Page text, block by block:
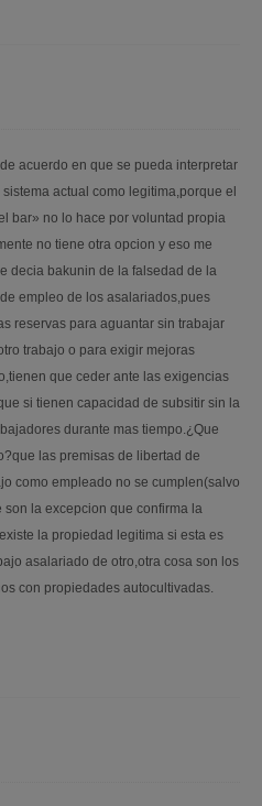
acuerdo en que se pueda interpretar
actual como legitima,porque el
bar» no lo hace por voluntad propia
no tiene otra opcion y eso me
decia bakunin de la falsedad de la
empleo de los asalariados,pues
reservas para aguantar sin trabajar
trabajo o para exigir mejoras
que ceder ante las exigencias
si tienen capacidad de subsitir sin la
durante mas tiempo.¿Que
las premisas de libertad de
como empleado no se cumplen(salvo
son la excepcion que confirma la
la propiedad legitima si esta es
asalariado de otro,otra cosa son los
con propiedades autocultivadas.